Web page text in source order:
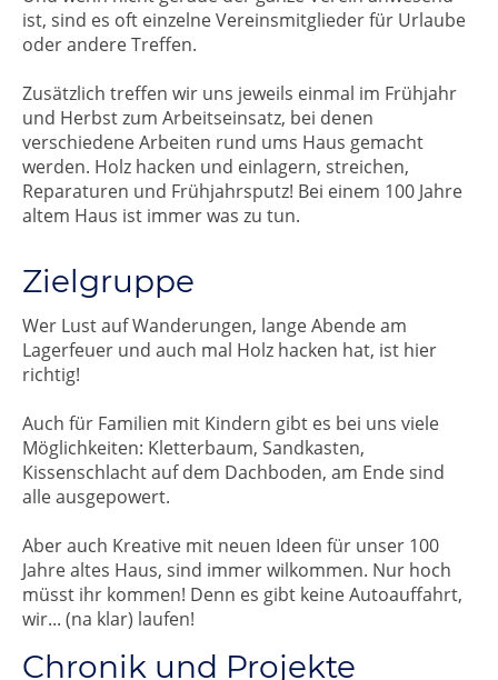
ist, sind es oft einzelne Vereinsmitglieder für Urlaube
oder andere Treffen.
Zusätzlich treffen wir uns jeweils einmal im Frühjahr
und Herbst zum Arbeitseinsatz, bei denen
verschiedene Arbeiten rund ums Haus gemacht
werden. Holz hacken und einlagern, streichen,
Reparaturen und Frühjahrsputz! Bei einem 100 Jahre
altem Haus ist immer was zu tun.
Zielgruppe
Wer Lust auf Wanderungen, lange Abende am
Lagerfeuer und auch mal Holz hacken hat, ist hier
richtig!
Auch für Familien mit Kindern gibt es bei uns viele
Möglichkeiten: Kletterbaum, Sandkasten,
Kissenschlacht auf dem Dachboden, am Ende sind
alle ausgepowert.
Aber auch Kreative mit neuen Ideen für unser 100
Jahre altes Haus, sind immer wilkommen. Nur hoch
müsst ihr kommen! Denn es gibt keine Autoauffahrt,
wir... (na klar) laufen!
Chronik und Projekte